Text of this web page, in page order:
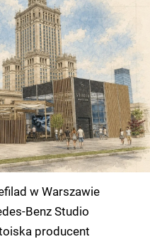
w Warszawie
Benz Studio
producent